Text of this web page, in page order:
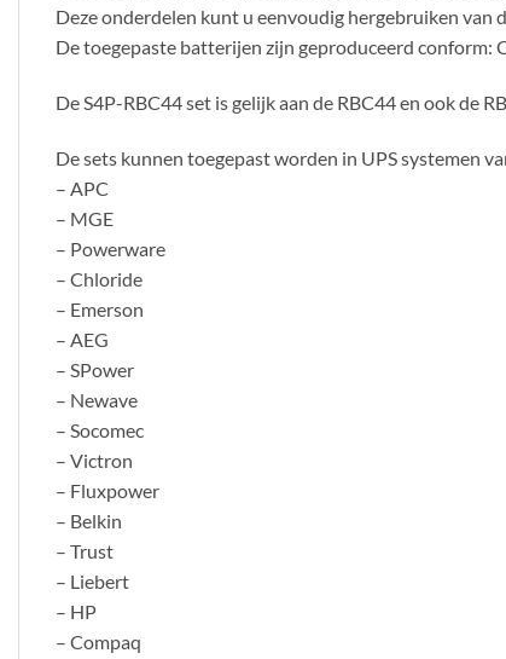
Deze onderdelen kunt u eenvoudig hergebruiken van
De toegepaste batterijen zijn geproduceerd conform:
De S4P-RBC44 set is gelijk aan de RBC44 en ook de
De sets kunnen toegepast worden in UPS systemen
– APC
– MGE
– Powerware
– Chloride
– Emerson
– AEG
– SPower
– Newave
– Socomec
– Victron
– Fluxpower
– Belkin
– Trust
– Liebert
– HP
– Compaq